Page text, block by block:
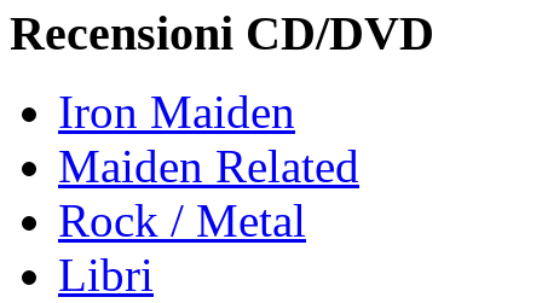
Recensioni CD/DVD
Iron Maiden
Maiden Related
Rock / Metal
Libri